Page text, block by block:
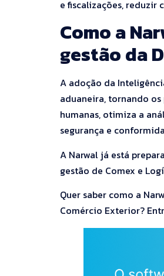
e fiscalizações, reduzir
Como a
gestão da
A adoção da
aduaneira, tornando
humanas, otimiza a
segurança e
A Narwal já está
gestão de Comex e
Quer saber como a
Comércio Exterior?